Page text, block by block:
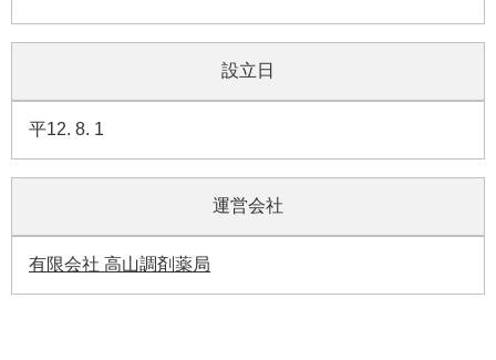
設立日
平12. 8. 1
運営会社
有限会社 高山調剤薬局